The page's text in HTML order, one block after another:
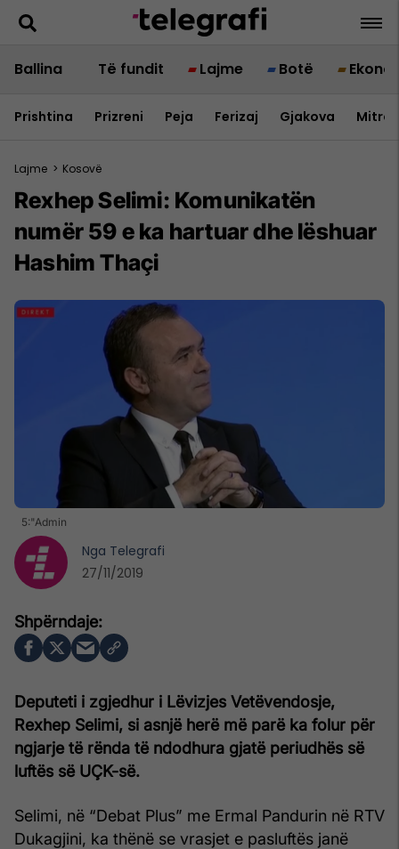
Ballina Të fundit Lajme Botë
Prishtina Prizreni Peja Ferizaj Gjakova
Lajme > Kosovë
Rexhep Selimi: Komunikatën
numër 59 e ka hartuar dhe lëshuar
Hashim Thaçi
5:"Admin
Deputeti i zgjedhur i Lëvizjes Vetëvendosje,
Rexhep Selimi, si asnjë herë më parë ka folur për
ngjarje të rënda të ndodhura gjatë periudhës së
luftës së UÇK-së.
Selimi, në “Debat Plus” me Ermal Pandurin në RTV
Dukagjini, ka thënë se vrasjet e pasluftës janë
Nga Telegrafi
27/11/2019